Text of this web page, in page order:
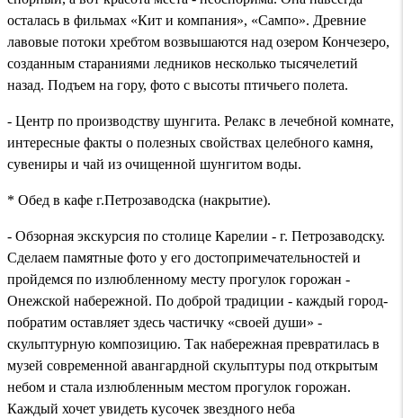
осталась в фильмах «Кит и компания», «Сампо». Древние
лавовые потоки хребтом возвышаются над озером Кончезеро,
созданным стараниями ледников несколько тысячелетий
назад. Подъем на гору, фото с высоты птичьего полета.
- Центр по производству шунгита. Релакс в лечебной комнате,
интересные факты о полезных свойствах целебного камня,
сувениры и чай из очищенной шунгитом воды.
* Обед в кафе г.Петрозаводска (накрытие).
- Обзорная экскурсия по столице Карелии - г. Петрозаводску.
Сделаем памятные фото у его достопримечательностей и
пройдемся по излюбленному месту прогулок горожан -
Онежской набережной. По доброй традиции - каждый город-
побратим оставляет здесь частичку «своей души» -
скульптурную композицию. Так набережная превратилась в
музей современной авангардной скульптуры под открытым
небом и стала излюбленным местом прогулок горожан.
Каждый хочет увидеть кусочек звездного неба